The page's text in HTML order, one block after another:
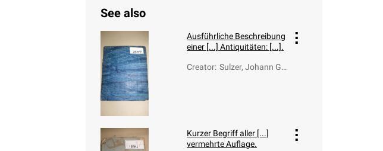
See also
Ausführliche Beschreibung
einer [...] Antiquitäten: [...].
Creator: Sulzer, Johann Ge
Kurzer Begriff aller [...]
vermehrte Auflage.